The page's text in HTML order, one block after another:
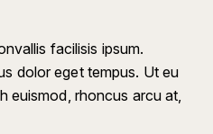
facilisis ipsum.
dolor eget tempus. Ut eu
euismod, rhoncus arcu at,